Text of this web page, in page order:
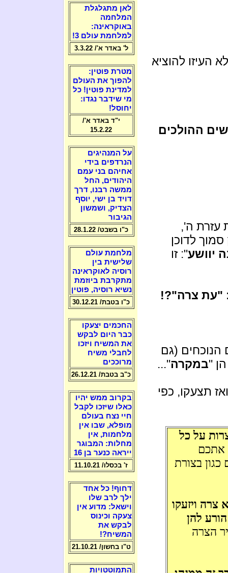
העיזו להוציא
ההולכים
עזרת ה',
לדוכן
יוושע": זו
"עת צרה"?!
הנוכחים (גם
"במקרה"...
תצעקו, כפי
על כל
אתכם
בצורת
צרה ויזעקו
להן
הצרה
לאן מתגלגלת
המלחמה
באוקראינה:
למלחמת עולם 3!
ל' באדר א'/ 3.3.22
מטרת פוטין:
להפוך את העולם
למדינת פוטין! כל
מי שידבר נגדו:
יחוסל!
י"ד באדר א'/
15.2.22
על המנהיגים
הנרדפים בידי
אחיהם בני עמם
היהודים, החל
ממשה רבנו, דרך
דויד בן ישי, יוסף
הצדיק, ושמשון
הגיבור
כ"ו בשבט/ 28.1.22
מלחמת עולם
שלישית בין
רוסיה לאוקראינה
מתקרבת ביוזמת
נשיא רוסיה, פוטין
כ"ו בטבת/ 30.12.21
החכמים יצעקו
כבר היום לבקש
את המשיח ויזכו
לחבלי משיח
מרוככים
כ"ב בטבת/ 26.12.21
בקרוב ממש יהיו
כאלו שיזכו לקבל
חיי נצח בעולם
מופלא, שבו אין
מלחמות, אין
מחלות: המבוגר
ייראה כנער בן 16
ז' בכסלו/ 11.10.21
דחוף! כל אחד
ילך לרב שלו
וישאל: מדוע אין
צעקה וכינוס
לבקש את
המשיח?!
ט"ו בחשון/ 21.10.21
התמוטטויות